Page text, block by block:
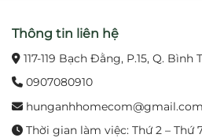
3. Ưu điểm khi sử dụng
Lưu lượng nước ổn định:
kiệm thời gian.
Chất liệu cao cấp:Chống
Thông tin liên hệ
117-119 Bạch Đằng, P.15, Q. Bình
0907080910
hunganhhomecom@gmail.com
Thời gian làm việc: Thứ 2 – Thứ